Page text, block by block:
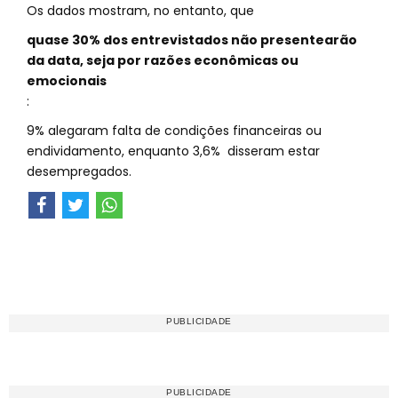
Os dados mostram, no entanto, que
quase 30% dos entrevistados não presentearão
da data, seja por razões econômicas ou
emocionais
:
9% alegaram falta de condições financeiras ou
endividamento, enquanto 3,6% disseram estar
desempregados.